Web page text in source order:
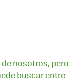
nosotros, pero
buscar entre